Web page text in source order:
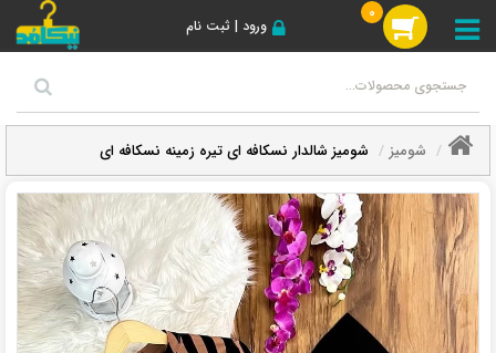
ورود | ثبت نام
0
شومیز شومیز شالدار نسکافه ای تیره زمینه نسکافه ای